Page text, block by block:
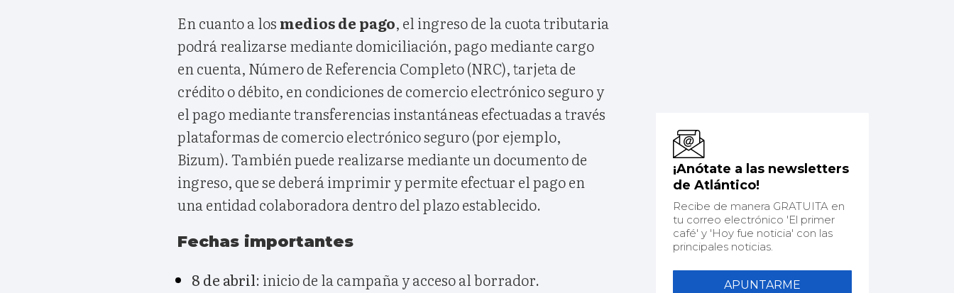
En cuanto a los medios de pago, el ingreso de la cuota tributaria
podrá realizarse mediante domiciliación, pago mediante cargo
en cuenta, Número de Referencia Completo (NRC), tarjeta de
crédito o débito, en condiciones de comercio electrónico seguro y
el pago mediante transferencias instantáneas efectuadas a través
plataformas de comercio electrónico seguro (por ejemplo,
Bizum). También puede realizarse mediante un documento de
ingreso, que se deberá imprimir y permite efectuar el pago en
una entidad colaboradora dentro del plazo establecido.
Fechas importantes
8 de abril: inicio de la campaña y acceso al borrador.
¡Anótate a las newsletters
de Atlántico!
Recibe de manera GRATUITA en
tu correo electrónico 'El primer
café' y 'Hoy fue noticia' con las
principales noticias.
APUNTARME